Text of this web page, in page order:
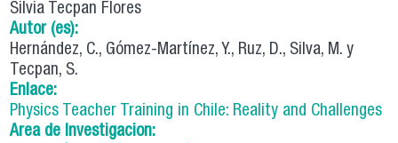
Silvia Tecpan Flores
Autor (es):
Hernández, C., Gómez-Martínez, Y., Ruz, D., Silva, M. y
Tecpan, S.
Enlace:
Physics Teacher Training in Chile: Reality and Challenges
Area de Investigacion: